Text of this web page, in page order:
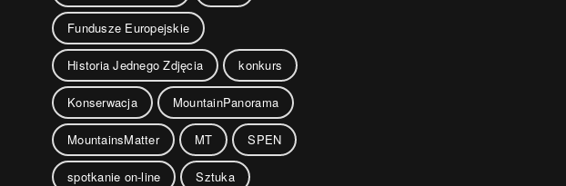
Fundusze Europejskie
Historia Jednego Zdjęcia konkurs
Konserwacja MountainPanorama
MountainsMatter MT SPEN
spotkanie on-line Sztuka